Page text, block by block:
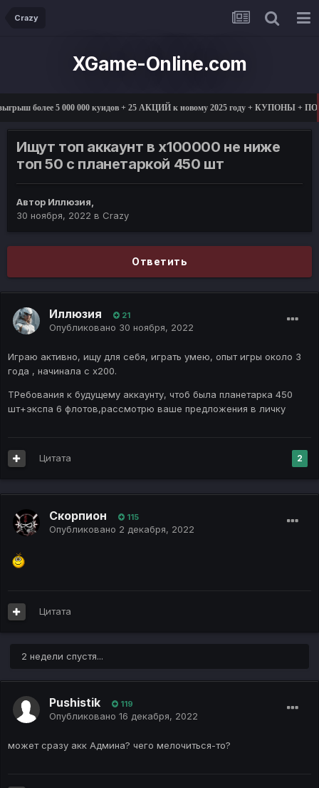
Crazy
XGame-Online.com
более 5 000 000 куидов + 25 АКЦИЙ к новому 2025 году + КУПОНЫ +
Ищут топ аккаунт в х100000 не ниже
топ 50 с планетаркой 450 шт
Автор Иллюзия,
30 ноября, 2022 в Crazy
Ответить
Иллюзия 21
Опубликовано 30 ноября, 2022
Играю активно, ищу для себя, играть умею, опыт игры около 3
года , начинала с х200.
ТРебования к будущему аккаунту, чтоб была планетарка 450
шт+экспа 6 флотов,рассмотрю ваше предложения в личку
2
Цитата
Скорпион 115
Опубликовано 2 декабря, 2022
Цитата
2 недели спустя...
Pushistik 119
Опубликовано 16 декабря, 2022
может сразу акк Админа? чего мелочиться-то?